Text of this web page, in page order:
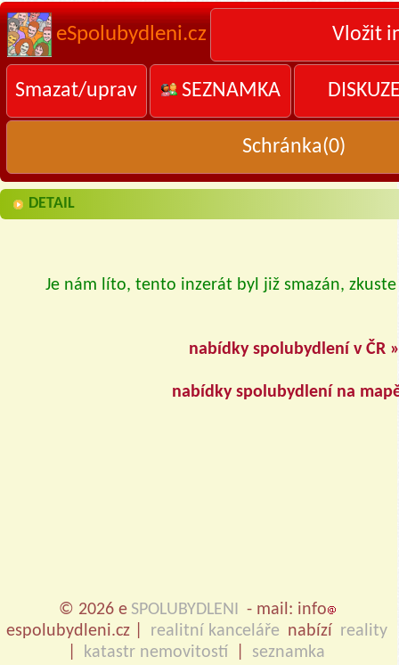
eSpolubydleni.cz Vložit
Smazat/uprav SEZNAMKA
Schránka(0)
DETAIL
Je nám líto, tento inzerát byl již smazán,
nabídky spolubydlení v ČR »
nabídky spolubydlení na
© 2026 e SPOLUBYDLENI - mail: info
espolubydleni.cz |
realitní kanceláře nabízí reality
katastr nemovitostí seznamka